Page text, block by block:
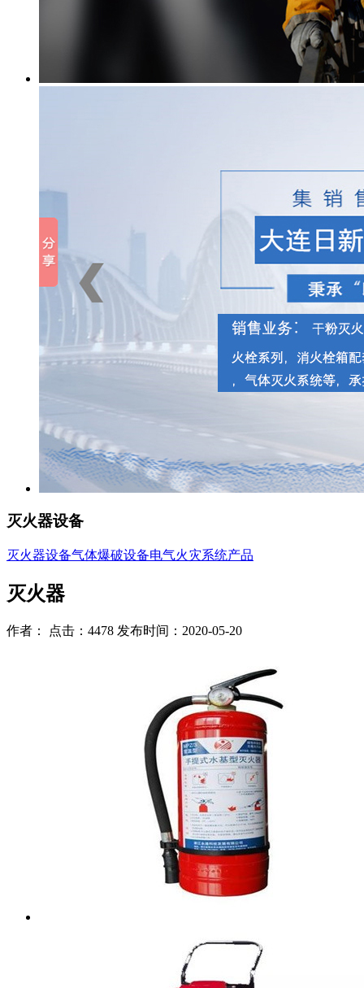
灭火器设备
灭火器设备气体爆破设备电气火灾系统产品
灭火器
作者： 点击：4478 发布时间：2020-05-20